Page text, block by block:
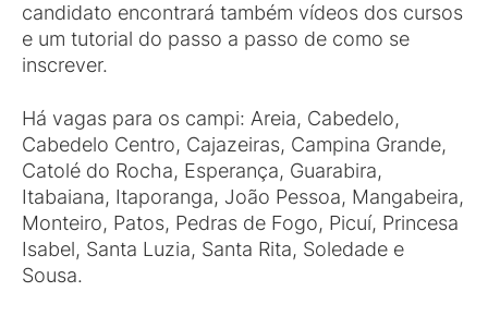
candidato encontrará também vídeos dos cursos
e um tutorial do passo a passo de como se
inscrever.
Há vagas para os campi: Areia, Cabedelo,
Cabedelo Centro, Cajazeiras, Campina Grande,
Catolé do Rocha, Esperança, Guarabira,
Itabaiana, Itaporanga, João Pessoa, Mangabeira,
Monteiro, Patos, Pedras de Fogo, Picuí, Princesa
Isabel, Santa Luzia, Santa Rita, Soledade e
Sousa.